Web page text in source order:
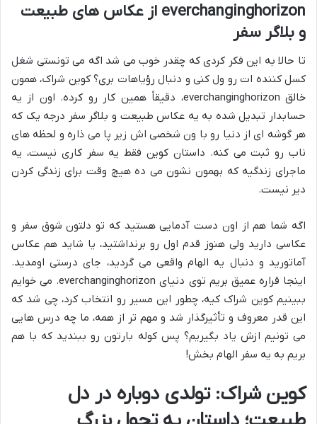
everchanginghorizon از عکاس های طبیعت
و بلاگر سفر
تا حالا به این فکر کردی که چقدر خوب می شد اگه می تونستی شغل
کسل کننده ات رو ول کنی و دنبال رؤیاهات بری؟ کوین شراک، همون
خالق everchanginghorizon، دقیقاً همین کار رو کرده. اون از یه
حسابدار تبدیل شده به یه عکاس طبیعت و بلاگر سفر درجه یک که
هر گوشه ای از دنیا رو با ون شخصی اش زیر پا می ذاره و لحظه های
ناب رو ثبت می کنه. داستان کوین فقط یه سفر کاری نیست، یه
ماجرای زندگیه که بهمون نشون می ده هیچ وقت برای زندگی کردن
دیر نیست.
اگه شما هم از اون دست آدمایی هستید که تو دلتون شوق سفر و
عکاسی دارید ولی هنوز قدم اول رو برنداشتید، یا شاید هم عکاس
آماتورید و دنبال یه الهام واقعی می گردید، جای درستی اومدید.
اینجا قراره عمیق بریم توی دنیای everchanginghorizon. می خوایم
ببینیم کوین شراک کیه، چطور این مسیر رو انتخاب کرد، چی شد که
این قدر معروف و تأثیرگذار شد و مهم تر از همه، ما چه درس هایی
می تونیم ازش یاد بگیریم؟ پس کوله بارتون رو ببندید که با هم
بریم به یه سفر الهام بخش!
کوین شراک: تولدی دوباره در دل